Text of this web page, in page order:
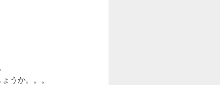
うか。。。